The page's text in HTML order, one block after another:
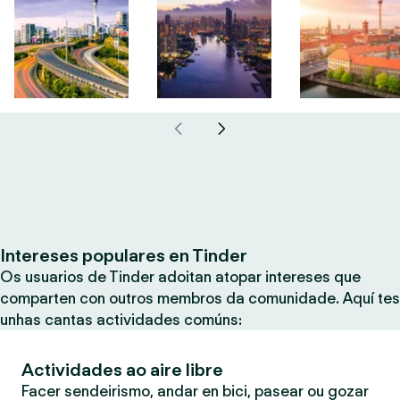
Intereses populares en Tinder
Os usuarios de Tinder adoitan atopar intereses que
comparten con outros membros da comunidade. Aquí tes
unhas cantas actividades comúns:
Actividades ao aire libre
Facer sendeirismo, andar en bici, pasear ou gozar